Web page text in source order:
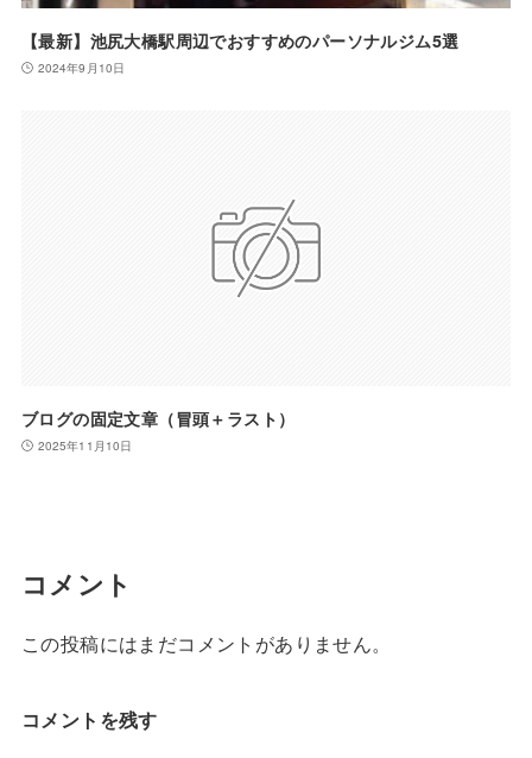
【最新】池尻大橋駅周辺でおすすめのパーソナルジム5選
2024年9月10日
ブログの固定文章（冒頭＋ラスト）
2025年11月10日
コメント
この投稿にはまだコメントがありません。
コメントを残す